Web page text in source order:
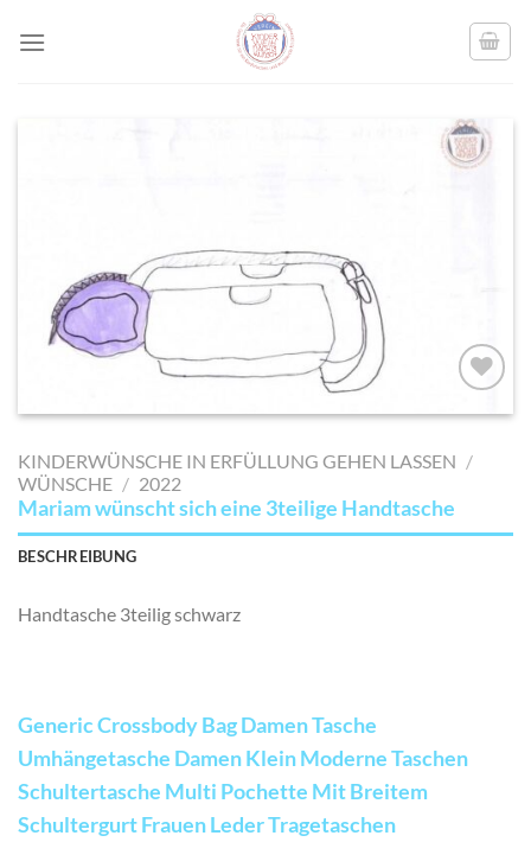
AUF MEINE
SETZEN
KINDERWÜNSCHE IN ERFÜLLUNG GEHEN LASSEN /
WÜNSCHE / 2022
Mariam wünscht sich eine 3teilige Handtasche
BESCHREIBUNG
Handtasche 3teilig schwarz
Generic Crossbody Bag Damen Tasche
Umhängetasche Damen Klein Moderne Taschen
Schultertasche Multi Pochette Mit Breitem
Schultergurt Frauen Leder Tragetaschen